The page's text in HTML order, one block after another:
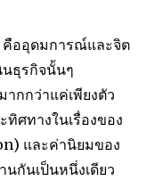
คืออุดมการณ์และจิต
ธุรกิจนั้นๆ
กกว่าแค่เพียงตัว
ศทางในเรื่องของ
และค่านิยมของ
นกันเป็นหนึ่งเดียว